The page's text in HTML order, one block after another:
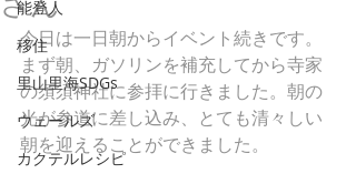
能登人
移住
里山里海SDGs
ウェールズ
カクテルレシピ
今日は一日朝からイベント続きです。
まず朝、ガソリンを補充してから寺家
の須須神社に参拝に行きました。朝の
光が参道に差し込み、とても清々しい
朝を迎えることができました。